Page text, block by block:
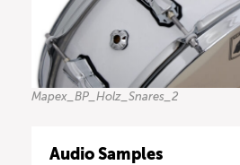
Mapex_BP_Holz_Snares_2
Audio Samples